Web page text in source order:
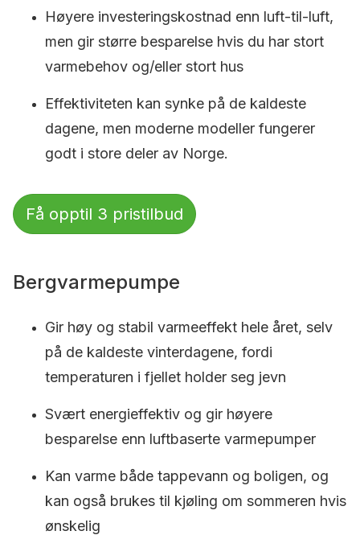
Høyere investeringskostnad enn luft-til-luft,
men gir større besparelse hvis du har stort
varmebehov og/eller stort hus
Effektiviteten kan synke på de kaldeste
dagene, men moderne modeller fungerer
godt i store deler av Norge.
Få opptil 3 pristilbud
Bergvarmepumpe
Gir høy og stabil varmeeffekt hele året, selv
på de kaldeste vinterdagene, fordi
temperaturen i fjellet holder seg jevn
Svært energieffektiv og gir høyere
besparelse enn luftbaserte varmepumper
Kan varme både tappevann og boligen, og
kan også brukes til kjøling om sommeren hvis
ønskelig